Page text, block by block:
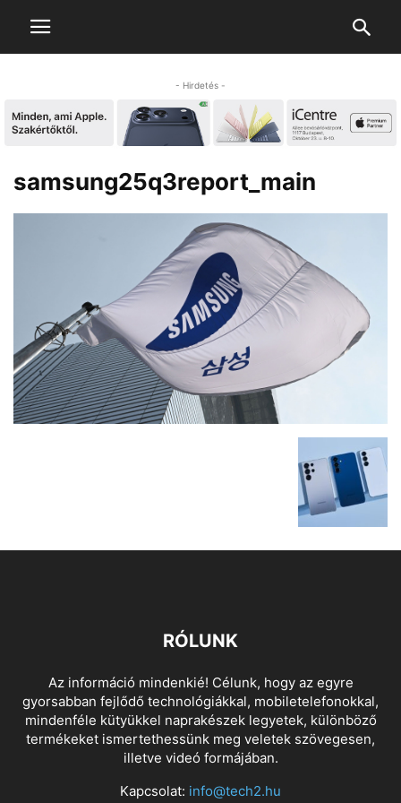
- Hirdetés -
samsung25q3report_main
RÓLUNK
Az információ mindenkié! Célunk, hogy az egyre
gyorsabban fejlődő technológiákkal, mobiletelefonokkal,
mindenféle kütyükkel naprakészek legyetek, különböző
termékeket ismertethessünk meg veletek szövegesen,
illetve videó formájában.
Kapcsolat: info@tech2.hu